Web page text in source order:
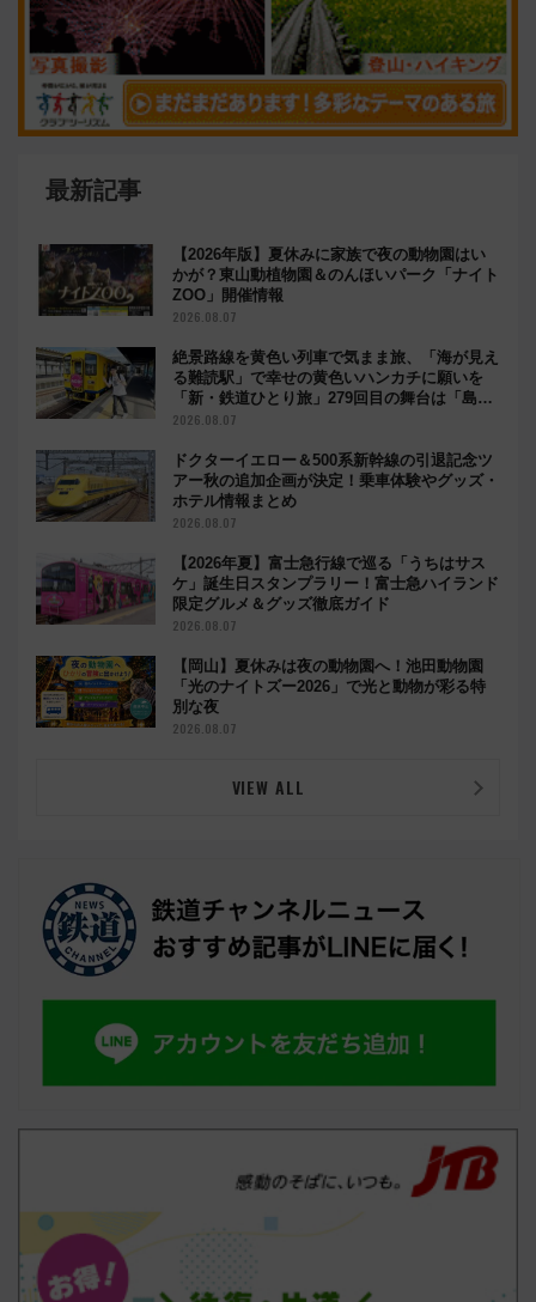
最新記事
【2026年版】夏休みに家族で夜の動物園はい
かが？東山動植物園＆のんほいパーク「ナイト
ZOO」開催情報
2026.08.07
絶景路線を黄色い列車で気まま旅、「海が見え
る難読駅」で幸せの黄色いハンカチに願いを
「新・鉄道ひとり旅」279回目の舞台は「島原
鉄道」
2026.08.07
ドクターイエロー＆500系新幹線の引退記念ツ
アー秋の追加企画が決定！乗車体験やグッズ・
ホテル情報まとめ
2026.08.07
【2026年夏】富士急行線で巡る「うちはサス
ケ」誕生日スタンプラリー！富士急ハイランド
限定グルメ＆グッズ徹底ガイド
2026.08.07
【岡山】夏休みは夜の動物園へ！池田動物園
「光のナイトズー2026」で光と動物が彩る特
別な夜
2026.08.07
VIEW ALL